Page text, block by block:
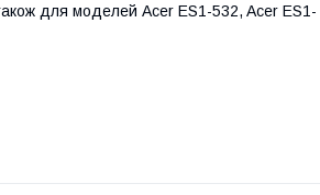
для моделей Acer ES1-532, Acer ES1-